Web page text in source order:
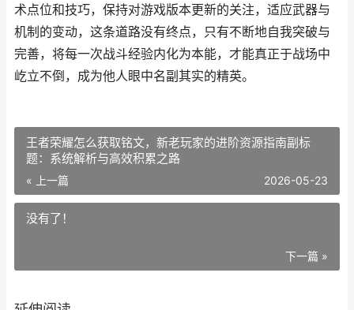
术点位和技巧，保持对游戏版本更新的关注，适应武器与
机制的变动，这条道路没有终点，只有不断地自我突破与
完善，将每一次战斗经验内化为本能，才能真正于战场中
屹立不倒，成为他人眼中名副其实的精英。
王者荣耀怎么获取铭文，新老玩家的进阶资源指南副标
题：系统解析与高效积累之路
« 上一篇 2026-05-23
没有了！
下一篇 »